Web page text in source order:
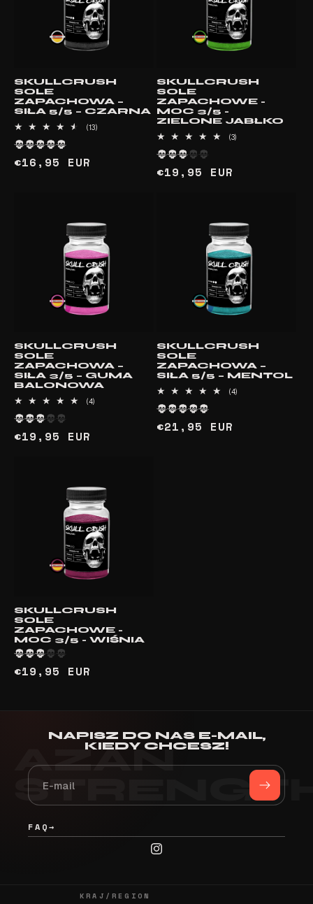
SKULLCRUSH
SOLE
ZAPACHOWA –
SIŁA 5/5 – CZARNA
(13)13
Cena
€16,95 EUR
SKULLCRUSH
SOLE
ZAPACHOWE -
MOC 3/5 -
ZIELONE JABŁKO
(3)
Cena
€19,95 EUR
SKULLCRUSH
SOLE
ZAPACHOWA –
SIŁA 3/5 – GUMA
BALONOWA
(4)
Cena
€19,95 EUR
SKULLCRUSH
SOLE
ZAPACHOWA –
SIŁA 5/5 – MENTOL
(4)
Cena
€21,95 EUR
SKULLCRUSH
SOLE
ZAPACHOWE -
MOC 3/5 - WIŚNIA
Cena
€19,95 EUR
NAPISZ DO NAS E-MAIL,
KIEDY CHCESZ!
FAQ→
Instagram
KRAJ/REGION